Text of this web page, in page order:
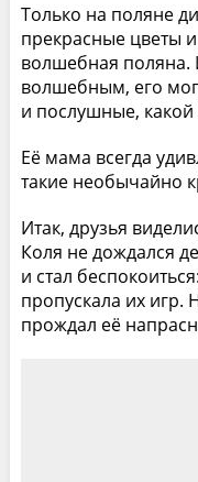
Только на поляне
прекрасные цветы
волшебная поляна.
волшебным, его
и послушные,
Её мама всегда
такие необычайно
Итак, друзья
Коля не дождался
и стал
пропускала их игр.
прождал её